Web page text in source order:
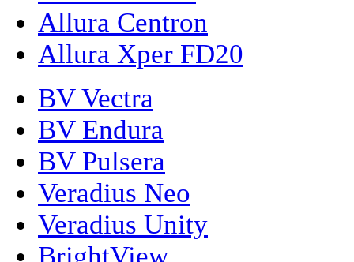
Allura Centron
Allura Xper FD20
BV Vectra
BV Endura
BV Pulsera
Veradius Neo
Veradius Unity